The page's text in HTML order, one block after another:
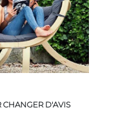
CHANGER D'AVIS